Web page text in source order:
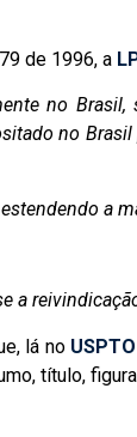
de 1996, a
no Brasil,
no
a
a
lá no USPTO
título,